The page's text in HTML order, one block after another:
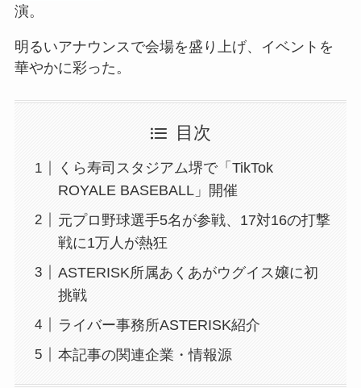
演。
明るいアナウンスで会場を盛り上げ、イベントを
華やかに彩った。
目次
くら寿司スタジアム堺で「TikTok
ROYALE BASEBALL」開催
元プロ野球選手5名が参戦、17対16の打撃
戦に1万人が熱狂
ASTERISK所属あくあがウグイス嬢に初
挑戦
ライバー事務所ASTERISK紹介
本記事の関連企業・情報源